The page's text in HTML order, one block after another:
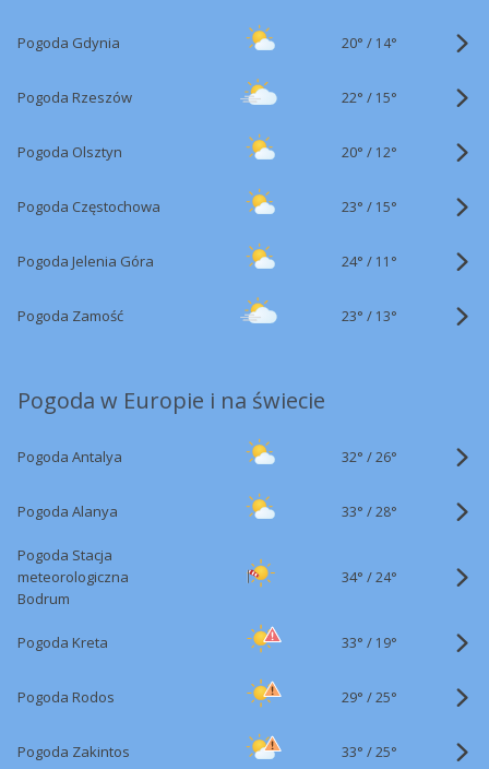
Pogoda Gdynia 20° / 14°
Pogoda Rzeszów 22° / 15°
Pogoda Olsztyn 20° / 12°
Pogoda Częstochowa 23° / 15°
Pogoda Jelenia Góra 24° / 11°
Pogoda Zamość 23° / 13°
Pogoda w Europie i na świecie
Pogoda Antalya 32° /26°
Pogoda Alanya 33° /28°
Pogoda Stacja
meteorologiczna
Bodrum
34° /24°
Pogoda Kreta 33° / 19°
Pogoda Rodos 29° /25°
Pogoda Zakintos 33° /25°